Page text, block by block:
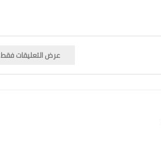
عرض التعليقات فقط